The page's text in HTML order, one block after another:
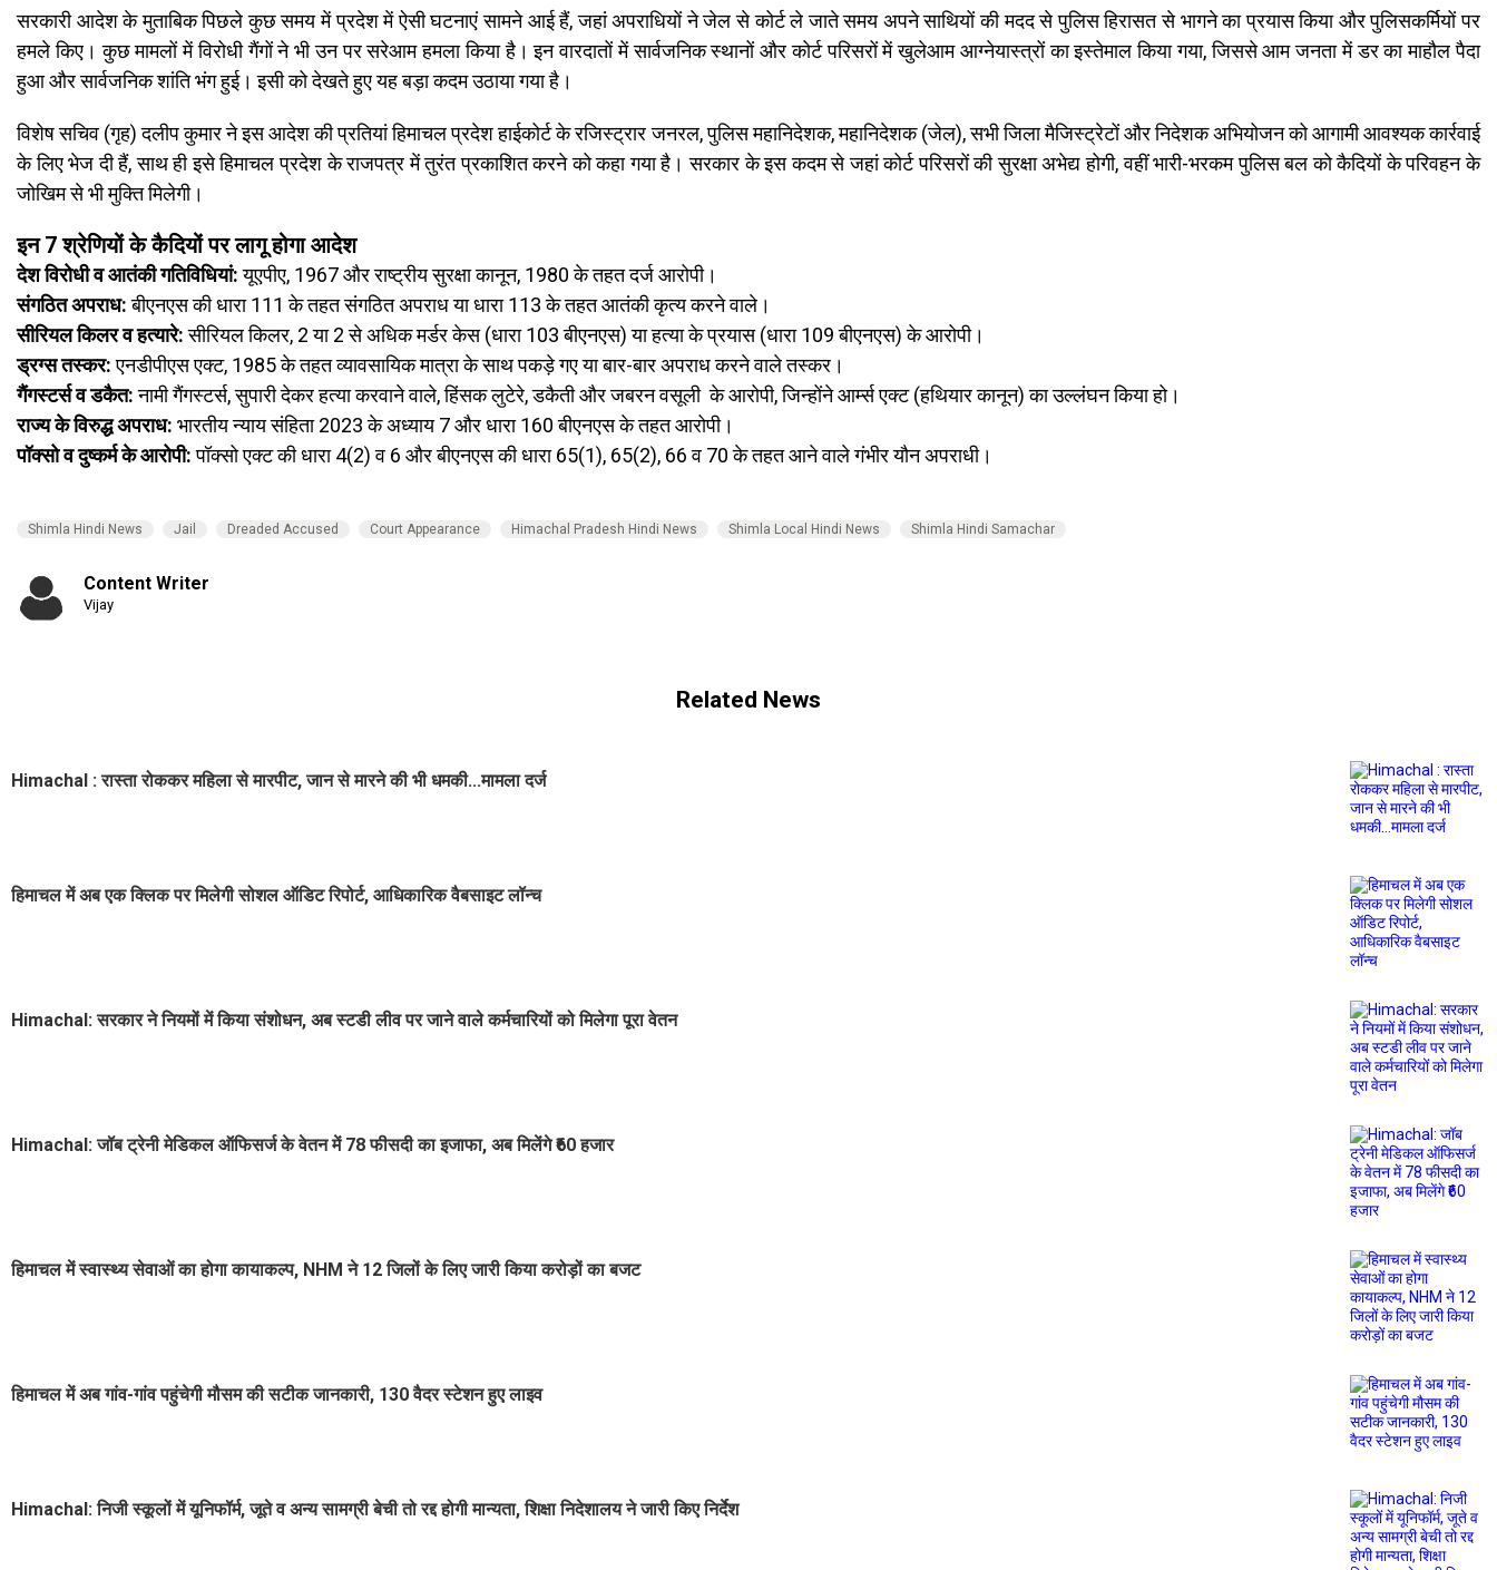
सरकारी आदेश के मुताबिक पिछले कुछ समय में प्रदेश में ऐसी घटनाएं सामने आई हैं, जहां अपराधियों ने जेल से कोर्ट ले जाते समय अपने साथियों की मदद से पुलिस हिरासत से भागने का प्रयास किया और पुलिसकर्मियों पर
हमले किए। कुछ मामलों में विरोधी गैंगों ने भी उन पर सरेआम हमला किया है। इन वारदातों में सार्वजनिक स्थानों और कोर्ट परिसरों में खुलेआम आग्नेयास्त्रों का इस्तेमाल किया गया, जिससे आम जनता में डर का माहौल पैदा
हुआ और सार्वजनिक शांति भंग हुई। इसी को देखते हुए यह बड़ा कदम उठाया गया है।
विशेष सचिव (गृह) दलीप कुमार ने इस आदेश की प्रतियां हिमाचल प्रदेश हाईकोर्ट के रजिस्ट्रार जनरल, पुलिस महानिदेशक, महानिदेशक (जेल), सभी जिला मैजिस्ट्रेटों और निदेशक अभियोजन को आगामी आवश्यक कार्रवाई
के लिए भेज दी हैं, साथ ही इसे हिमाचल प्रदेश के राजपत्र में तुरंत प्रकाशित करने को कहा गया है। सरकार के इस कदम से जहां कोर्ट परिसरों की सुरक्षा अभेद्य होगी, वहीं भारी-भरकम पुलिस बल को कैदियों के परिवहन के
जोखिम से भी मुक्ति मिलेगी।
इन 7 श्रेणियों के कैदियों पर लागू होगा आदेश
देश विरोधी व आतंकी गतिविधियां:यूएपीए, 1967 और राष्ट्रीय सुरक्षा कानून, 1980 के तहत दर्ज आरोपी।
संगठित अपराध:बीएनएस की धारा 111 के तहत संगठित अपराध या धारा 113 के तहत आतंकी कृत्य करने वाले।
सीरियल किलर व हत्यारे:सीरियल किलर, 2 या 2 से अधिक मर्डर केस (धारा 103 बीएनएस) या हत्या के प्रयास (धारा 109 बीएनएस) के आरोपी।
ड्रग्स तस्कर:एनडीपीएस एक्ट, 1985 के तहत व्यावसायिक मात्रा के साथ पकड़े गए या बार-बार अपराध करने वाले तस्कर।
गैंगस्टर्स व डकैत:नामी गैंगस्टर्स, सुपारी देकर हत्या करवाने वाले, हिंसक लुटेरे, डकैती और जबरन वसूली के आरोपी, जिन्होंने आर्म्स एक्ट (हथियार कानून) का उल्लंघन किया हो।
राज्य के विरुद्ध अपराध: भारतीय न्याय संहिता 2023 के अध्याय 7 और धारा 160 बीएनएस के तहत आरोपी।
पॉक्सो व दुष्कर्म के आरोपी:पॉक्सो एक्ट की धारा 4(2) व 6 और बीएनएस की धारा 65(1), 65(2), 66 व 70 के तहत आने वाले गंभीर यौन अपराधी।
Shimla Hindi News Jail Dreaded Accused Court Appearance Himachal Pradesh Hindi News Shimla Local Hindi News Shimla Hindi Samachar
Content Writer
Vijay
Related News
Himachal : रास्ता रोककर महिला से मारपीट, जान से मारने की भी धमकी...मामला दर्ज
हिमाचल में अब एक क्लिक पर मिलेगी सोशल ऑडिट रिपोर्ट, आधिकारिक वैबसाइट लॉन्च
Himachal: सरकार ने नियमों में किया संशोधन, अब स्टडी लीव पर जाने वाले कर्मचारियों को मिलेगा पूरा वेतन
Himachal: जॉब ट्रेनी मेडिकल ऑफिसर्ज के वेतन में 78 फीसदी का इजाफा, अब मिलेंगे ₹60 हजार
हिमाचल में स्वास्थ्य सेवाओं का होगा कायाकल्प, NHM ने 12 जिलों के लिए जारी किया करोड़ों का बजट
हिमाचल में अब गांव-गांव पहुंचेगी मौसम की सटीक जानकारी, 130 वैदर स्टेशन हुए लाइव
Himachal: निजी स्कूलों में यूनिफॉर्म, जूते व अन्य सामग्री बेची तो रद्द होगी मान्यता, शिक्षा निदेशालय ने जारी किए निर्देश